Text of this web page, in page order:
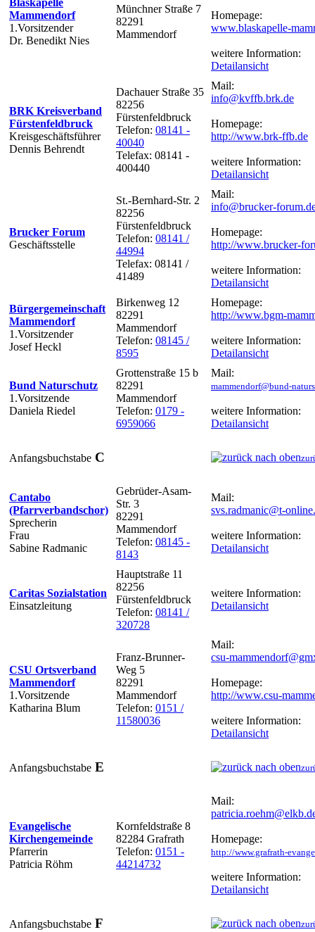
Blaskapelle
Mammendorf
1.Vorsitzender
Dr. Benedikt Nies
Münchner Straße 7
82291
Mammendorf
Homepage:
www.blaskapelle-
weitere Information:
Detailansicht
BRK Kreisverband
Fürstenfeldbruck
Kreisgeschäftsführer
Dennis Behrendt
Dachauer Straße 35
82256
Fürstenfeldbruck
Telefon: 08141 -
40040
Telefax: 08141 -
400440
Mail:
info@kvffb.brk.de
Homepage:
http://www.brk-ffb.de
weitere Information:
Detailansicht
Brucker Forum
Geschäftsstelle
St.-Bernhard-Str. 2
82256
Fürstenfeldbruck
Telefon: 08141 /
44994
Telefax: 08141 /
41489
Mail:
info@brucker-
Homepage:
http://www.brucker-
weitere Information:
Detailansicht
Bürgergemeinschaft
Mammendorf
1.Vorsitzender
Josef Heckl
Birkenweg 12
82291
Mammendorf
Telefon: 08145 /
8595
Homepage:
http://www.bgm-
weitere Information:
Detailansicht
Bund Naturschutz
1.Vorsitzende
Daniela Riedel
Grottenstraße 15 b
82291
Mammendorf
Telefon: 0179 -
6959066
Mail:
mammendorf@bund-
weitere Information:
Detailansicht
Anfangsbuchstabe C
Cantabo
(Pfarrverbandschor)
Sprecherin
Frau
Sabine Radmanic
Gebrüder-Asam-
Str. 3
82291
Mammendorf
Telefon: 08145 -
8143
Mail:
svs.radmanic@t-
weitere Information:
Detailansicht
Caritas Sozialstation
Einsatzleitung
Hauptstraße 11
82256
Fürstenfeldbruck
Telefon: 08141 /
320728
weitere Information:
Detailansicht
CSU Ortsverband
Mammendorf
1.Vorsitzende
Katharina Blum
Franz-Brunner-
Weg 5
82291
Mammendorf
Telefon: 0151 /
11580036
Mail:
csu-
Homepage:
http://www.csu-
weitere Information:
Detailansicht
Anfangsbuchstabe E
Evangelische
Kirchengemeinde
Pfarrerin
Patricia Röhm
Kornfeldstraße 8
82284 Grafrath
Telefon: 0151 -
44214732
Mail:
Homepage:
http://www.grafrath-
weitere Information:
Detailansicht
Anfangsbuchstabe F